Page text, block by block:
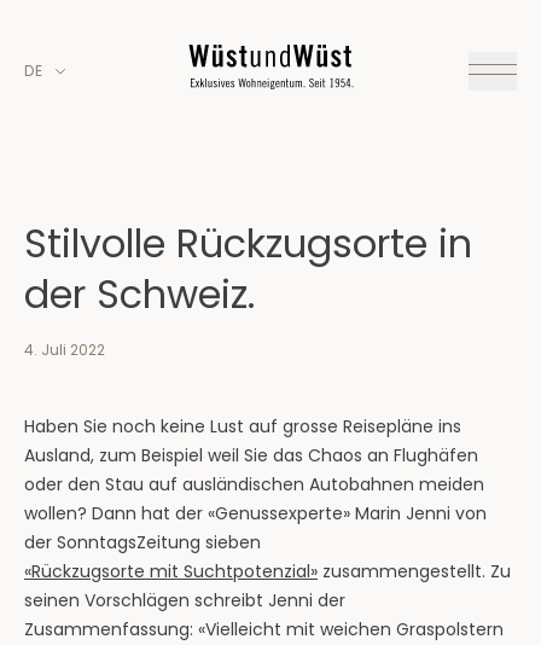
DE
Stilvolle Rückzugsorte in
der Schweiz.
4. Juli 2022
Haben Sie noch keine Lust auf grosse Reisepläne ins
Ausland, zum Beispiel weil Sie das Chaos an Flughäfen
oder den Stau auf ausländischen Autobahnen meiden
wollen? Dann hat der «Genussexperte» Marin Jenni von
der SonntagsZeitung sieben
«Rückzugsorte mit Suchtpotenzial» zusammengestellt. Zu
seinen Vorschlägen schreibt Jenni der
Zusammenfassung: «Vielleicht mit weichen Graspolstern